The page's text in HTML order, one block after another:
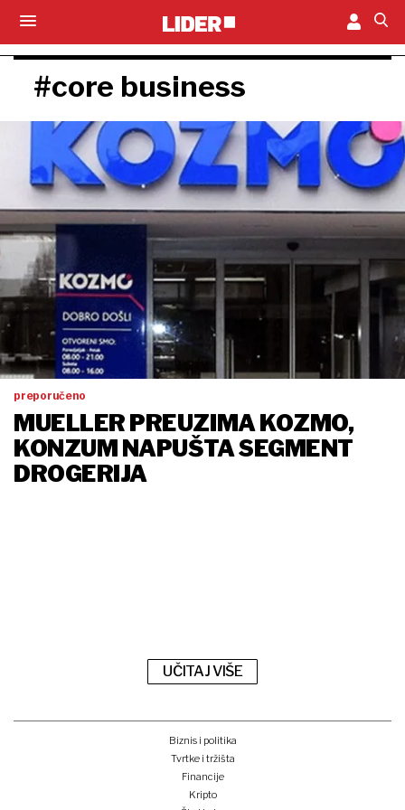
#core business
preporučeno
MUELLER PREUZIMA KOZMO,
KONZUM NAPUŠTA SEGMENT
DROGERIJA
UČITAJ VIŠE
Biznis i politika
Tvrtke i tržišta
Financije
Kripto